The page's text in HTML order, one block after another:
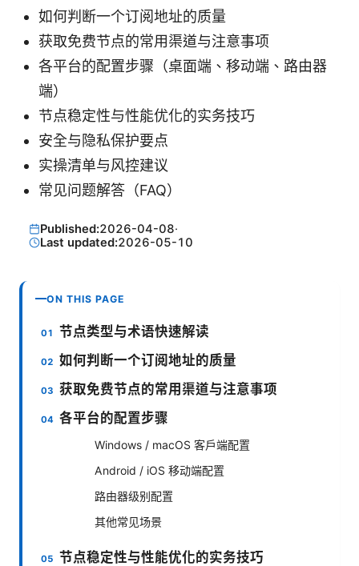
如何判断一个订阅地址的质量
获取免费节点的常用渠道与注意事项
各平台的配置步骤（桌面端、移动端、路由器
端）
节点稳定性与性能优化的实务技巧
安全与隐私保护要点
实操清单与风控建议
常见问题解答（FAQ）
Published:2026-04-08·
Last updated:2026-05-10
ON THIS PAGE
节点类型与术语快速解读
如何判断一个订阅地址的质量
获取免费节点的常用渠道与注意事项
各平台的配置步骤
Windows / macOS 客户端配置
Android / iOS 移动端配置
路由器级别配置
其他常见场景
节点稳定性与性能优化的实务技巧